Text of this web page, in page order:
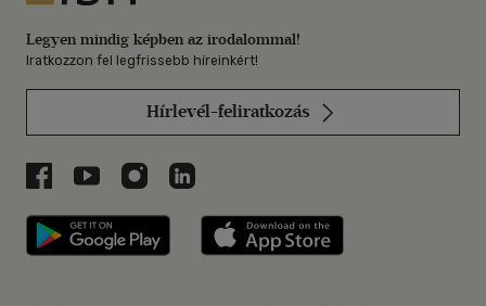
Legyen mindig képben az irodalommal!
Iratkozzon fel legfrissebb híreinkért!
Hírlevél-feliratkozás
Libri a Facebookon
Libri a Youtube-on
Libri az Instagramon
Libri a LinkedInen
Libri applikáció Szerezd meg: Google